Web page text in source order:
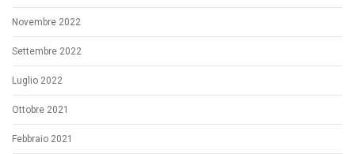
Novembre 2022
Settembre 2022
Luglio 2022
Ottobre 2021
Febbraio 2021